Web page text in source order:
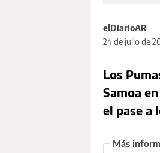
elDiarioAR
24 de julio de
Los
Samoa
el pase a